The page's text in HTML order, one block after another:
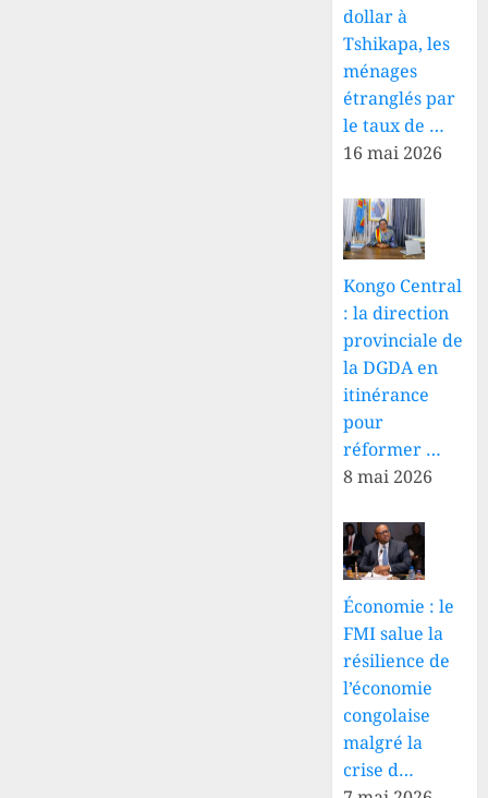
dollar à
Tshikapa, les
ménages
étranglés par
le taux de …
16 mai 2026
Kongo Central
: la direction
provinciale de
la DGDA en
itinérance
pour
réformer …
8 mai 2026
Économie : le
FMI salue la
résilience de
l’économie
congolaise
malgré la
crise d…